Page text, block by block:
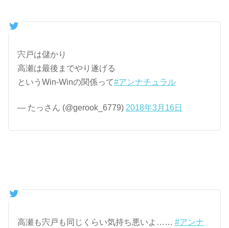
宍戸は儲かり
高瀬は最後までやり遂げる
というWin-Winの関係って#アンナチュラル
— たっさん (@gerook_6779) 2018年3月16日
高瀬も宍戸も同じくらい気持ち悪いよ……#アンナ